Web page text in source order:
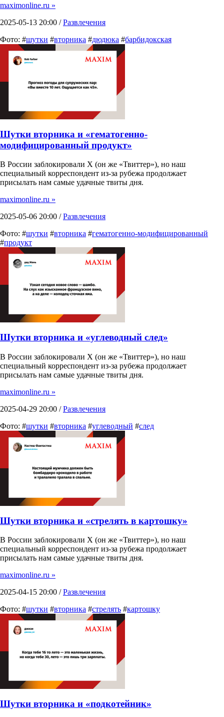
maximonline.ru »
2025-05-13 20:00 /Развлечения
Фото: #шутки #вторника #дюдюка #барбидокская
Шутки вторника и «гематогенно-
модифицированный продукт»
В России заблокировали X (он же «Твиттер»), но наш
специальный корреспондент из-за рубежа продолжает
присылать нам самые удачные твиты дня.
maximonline.ru »
2025-05-06 20:00 /Развлечения
Фото: #шутки #вторника #гематогенно-модифицированный
#продукт
Шутки вторника и «углеводный след»
В России заблокировали X (он же «Твиттер»), но наш
специальный корреспондент из-за рубежа продолжает
присылать нам самые удачные твиты дня.
maximonline.ru »
2025-04-29 20:00 /Развлечения
Фото: #шутки #вторника #углеводный #след
Шутки вторника и «стрелять в картошку»
В России заблокировали X (он же «Твиттер»), но наш
специальный корреспондент из-за рубежа продолжает
присылать нам самые удачные твиты дня.
maximonline.ru »
2025-04-15 20:00 /Развлечения
Фото: #шутки #вторника #стрелять #картошку
Шутки вторника и «подкотейник»